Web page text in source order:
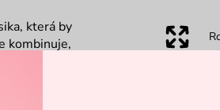
která by
kombinuje,